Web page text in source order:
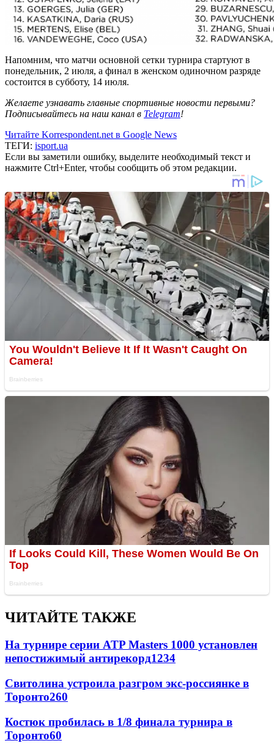
Напомним, что матчи основной сетки турнира стартуют в
понедельник, 2 июля, а финал в женском одиночном разряде
состоится в субботу, 14 июля.
Желаете узнавать главные спортивные новости первыми?
Подписывайтесь на наш канал в Telegram!
Читайте Korrespondent.net в Google News
ТЕГИ: isport.ua
Если вы заметили ошибку, выделите необходимый текст и
нажмите Ctrl+Enter, чтобы сообщить об этом редакции.
ЧИТАЙТЕ ТАКЖЕ
На турнире серии ATP Masters 1000 установлен
непостижимый антирекорд1234
Свитолина устроила разгром экс-россиянке в
Торонто260
Костюк пробилась в 1/8 финала турнира в
Торонто60